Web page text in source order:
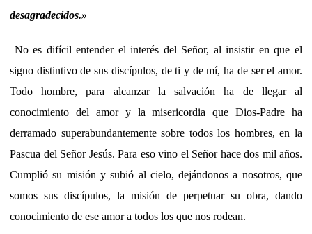
desagradecidos.»
No es difícil entender el interés del Señor, al insistir en que el
signo distintivo de sus discípulos, de ti y de mí, ha de ser el amor.
Todo hombre, para alcanzar la salvación ha de llegar al
conocimiento del amor y la misericordia que Dios-Padre ha
derramado superabundantemente sobre todos los hombres, en la
Pascua del Señor Jesús. Para eso vino el Señor hace dos mil años.
Cumplió su misión y subió al cielo, dejándonos a nosotros, que
somos sus discípulos, la misión de perpetuar su obra, dando
conocimiento de ese amor a todos los que nos rodean.